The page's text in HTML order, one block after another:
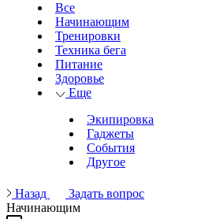
Все
Начинающим
Тренировки
Техника бега
Питание
Здоровье
Еще
Экипировка
Гаджеты
События
Другое
Назад
Задать вопрос
Начинающим